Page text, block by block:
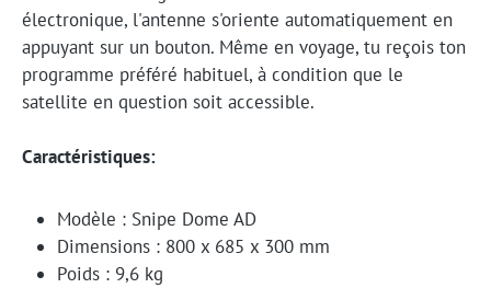
électronique, l'antenne s'oriente automatiquement en
appuyant sur un bouton. Même en voyage, tu reçois ton
programme préféré habituel, à condition que le
satellite en question soit accessible.
Caractéristiques:
Modèle : Snipe Dome AD
Dimensions : 800 x 685 x 300 mm
Poids : 9,6 kg